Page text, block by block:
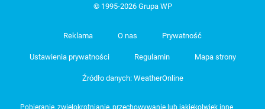
© 1995-2026 Grupa WP
Reklama O nas Prywatność
Ustawienia prywatności Regulamin Mapa strony
Źródło danych: WeatherOnline
Pobieranie, zwielokrotnianie, przechowywanie lub jakiekolwiek inne